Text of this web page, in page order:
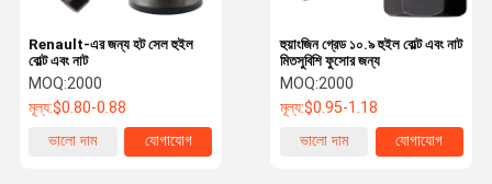
Renault-এর জন্য হট সেল হুইল
বোল্ট এবং নাট
MOQ:2000
মূল্য:$0.80-0.88
ভালো দাম
যোগাযোগ
হুয়াংজিন গ্রেড ১০.৯ হুইল বোল্ট এবং নাট
মিতসুবিশি ফুসোর জন্য
MOQ:2000
মূল্য:$0.95-1.18
ভালো দাম
যোগাযোগ